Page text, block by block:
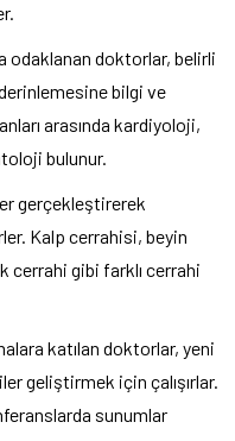
odaklanan doktorlar, belirli
bilgi ve
arasında kardiyoloji,
bulunur.
gerçekleştirerek
Kalp cerrahisi, beyin
gibi farklı cerrahi
katılan doktorlar, yeni
geliştirmek için çalışırlar.
sunumlar